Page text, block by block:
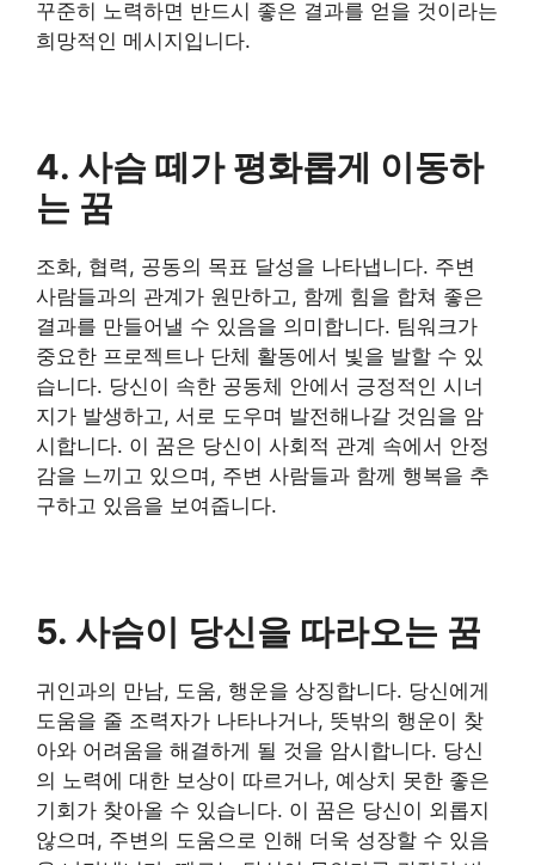
꾸준히 노력하면 반드시 좋은 결과를 얻을 것이라는
희망적인 메시지입니다.
4. 사슴 떼가 평화롭게 이동하
는 꿈
조화, 협력, 공동의 목표 달성을 나타냅니다. 주변
사람들과의 관계가 원만하고, 함께 힘을 합쳐 좋은
결과를 만들어낼 수 있음을 의미합니다. 팀워크가
중요한 프로젝트나 단체 활동에서 빛을 발할 수 있
습니다. 당신이 속한 공동체 안에서 긍정적인 시너
지가 발생하고, 서로 도우며 발전해나갈 것임을 암
시합니다. 이 꿈은 당신이 사회적 관계 속에서 안정
감을 느끼고 있으며, 주변 사람들과 함께 행복을 추
구하고 있음을 보여줍니다.
5. 사슴이 당신을 따라오는 꿈
귀인과의 만남, 도움, 행운을 상징합니다. 당신에게
도움을 줄 조력자가 나타나거나, 뜻밖의 행운이 찾
아와 어려움을 해결하게 될 것을 암시합니다. 당신
의 노력에 대한 보상이 따르거나, 예상치 못한 좋은
기회가 찾아올 수 있습니다. 이 꿈은 당신이 외롭지
않으며, 주변의 도움으로 인해 더욱 성장할 수 있음